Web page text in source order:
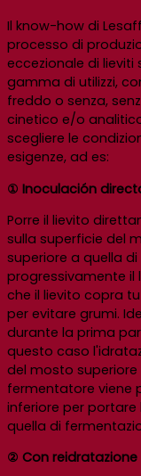
Il know-how di
processo di
eccezionale di
gamma di utilizzi,
freddo o senza,
cinetico e/o
scegliere le
esigenze, ad es:
① Inoculación
Porre il lievito
sulla superficie del
superiore a quella
progressivamente il
che il lievito copra
per evitare grumi.
durante la prima
questo caso
del mosto
fermentatore viene
inferiore per
quella di
② Con reidratazione